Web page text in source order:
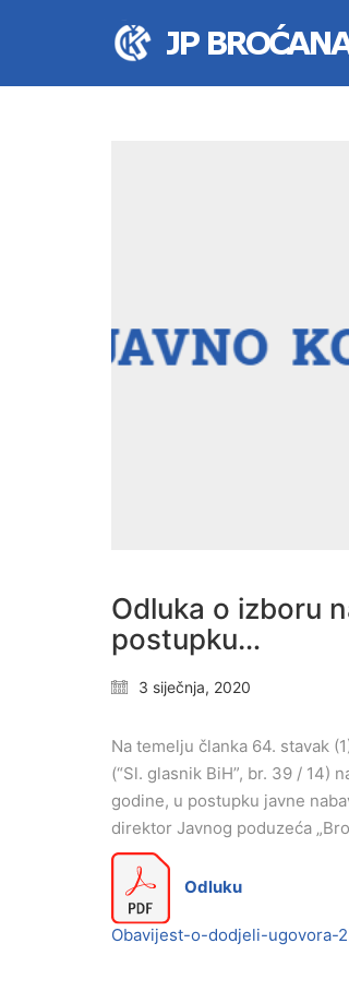
Odluka o izboru
postupku…
3 siječnja, 2020
Na temelju članka 64. stavak
(“Sl. glasnik BiH”, br. 39 / 14)
godine, u postupku javne
direktor Javnog poduzeća
Odluku
Obavijest-o-dodjeli-ugovora-2